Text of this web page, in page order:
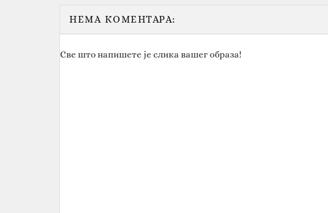
НЕМА КОМЕНТАРА:
Све што напишете је слика вашег образа!